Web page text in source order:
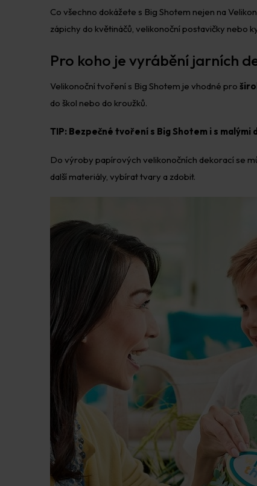
Co všechno dokážete s Big Shotem nejen na
zápichy do květináčů, velikonoční postavičky nebo
Pro koho je vyrábění jarních
Velikonoční tvoření s Big Shotem je vhodné pro
do škol nebo do kroužků.
TIP: Bezpečné tvoření s Big Shotem i s malými
Do výroby papírových velikonočních dekorací se
další materiály, vybírat tvary a zdobit.